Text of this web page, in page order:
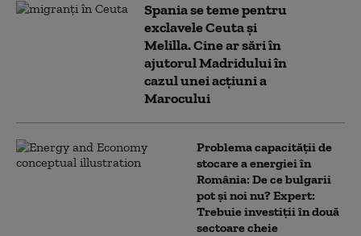
Spania se teme pentru
exclavele Ceuta și
Melilla. Cine ar sări în
ajutorul Madridului în
cazul unei acțiuni a
Marocului
Problema capacității de
stocare a energiei în
România: De ce bulgarii
pot și noi nu? Expert:
Trebuie investiții în două
sectoare cheie